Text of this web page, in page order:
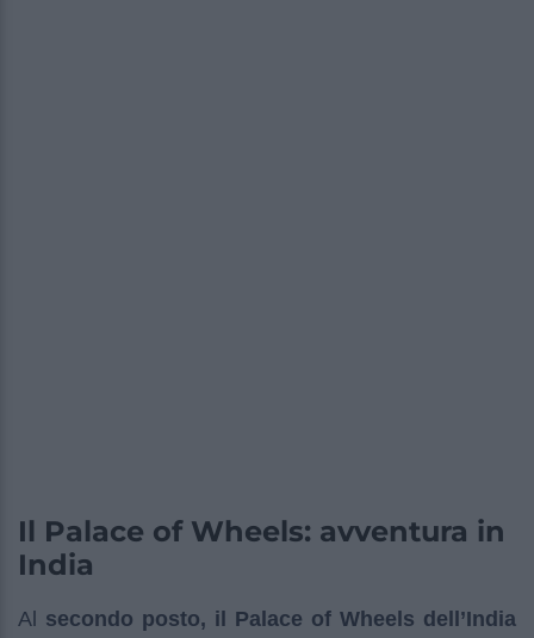
Il Palace of Wheels: avventura in
India
Al secondo posto, il Palace of Wheels dell’India